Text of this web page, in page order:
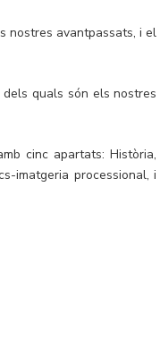
nostres avantpassats, i el
quals són els nostres
cinc apartats: Història,
imatgeria processional, i